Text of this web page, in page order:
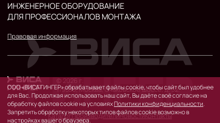
ИНЖЕНЕРНОЕ ОБОРУДОВАНИЕ
ДЛЯ ПРОФЕССИОНАЛОВ МОНТАЖА
Правовая информация
© 2026 г.
119530, Москва, Очаковское шоссе, д. 32.
КаталогПроизводителиНовостиКонтакты
ООО «ВИСА ГИНГЕР» обрабатывает файлы cookie, чтобы сайт был удобнее
для Вас. Продолжая использовать наш сайт, Вы даёте своё согласие на
обработку файлов cookie на условияхПолитики конфиденциальности.
Запретить обработку некоторых типов файлов cookie возможно в
настройках вашего браузера.